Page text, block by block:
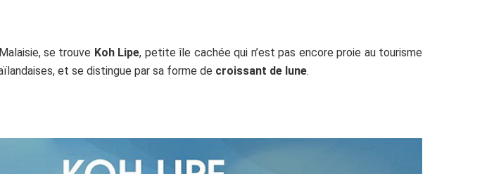
se trouve Koh Lipe, petite île cachée qui n’est pas encore proie au tourisme
et se distingue par sa forme de croissant de lune.